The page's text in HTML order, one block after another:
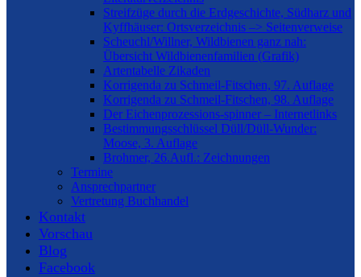
Streifzüge durch die Erdgeschichte, Südharz und
Kyffhäuser: Ortsverzeichnis –> Seitenverweise
Scheuchl/Willner, Wildbienen ganz nah:
Übersicht Wildbienenfamilien (Grafik)
Artentabelle Zikaden
Korrigenda zu Schmeil-Fitschen, 97. Auflage
Korrigenda zu Schmeil-Fitschen, 98. Auflage
Der Eichenprozessions-spinner – Internetlinks
Bestimmungsschlüssel Düll/Düll-Wunder:
Moose, 3. Auflage
Brohmer, 26.Aufl.: Zeichnungen
Termine
Ansprechpartner
Vertretung Buchhandel
Kontakt
Vorschau
Blog
Facebook